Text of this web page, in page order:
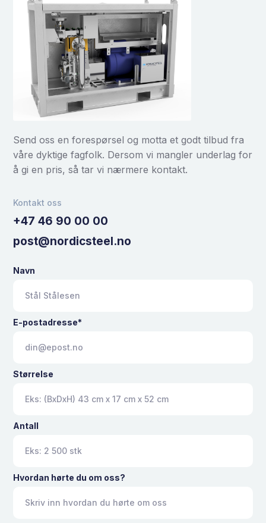
Send oss en forespørsel og motta et godt tilbud fra
våre dyktige fagfolk. Dersom vi mangler underlag for
å gi en pris, så tar vi nærmere kontakt.
Kontakt oss
+47 46 90 00 00
post@nordicsteel.no
Navn
E-postadresse*
Størrelse
Antall
Hvordan hørte du om oss?